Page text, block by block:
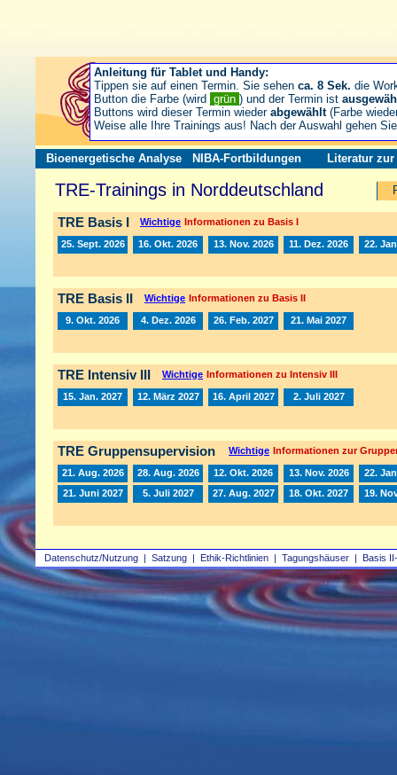
Datenschutz/Nutzung | Satzung | Ethik-Richtlinien | Tagungshäuser | Basis
Bioenergetische Analyse NIBA-Fortbildungen Literatur zur
TRE-Trainings in Norddeutschland
TRE Basis I Wichtige Informationen zu Basis I
25. Sept. 2026 16. Okt. 2026 13. Nov. 2026 11. Dez. 2026 22.
TRE Basis II Wichtige Informationen zu Basis II
9. Okt. 2026 4. Dez. 2026 26. Feb. 2027 21. Mai 2027
TRE Intensiv III Wichtige Informationen zu Intensiv III
15. Jan. 2027 12. März 2027 16. April 2027 2. Juli 2027
TRE Gruppensupervision Wichtige Informationen zur
21. Aug. 2026 28. Aug. 2026 12. Okt. 2026 13. Nov. 2026
22.
21. Juni 2027
5. Juli 2027 27. Aug. 2027 18. Okt. 2027 19.
Anleitung für Tablet und Handy:
Tippen sie auf einen Termin. Sie sehen ca. 8 Sek. die
Button die Farbe (wird grün ) und der Termin ist
Buttons wird dieser Termin wieder abgewählt(Farbe
Weise alle Ihre Trainings aus! Nach der Auswahl gehen